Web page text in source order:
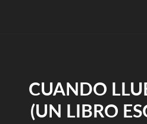
CUANDO
(UN LIBRO